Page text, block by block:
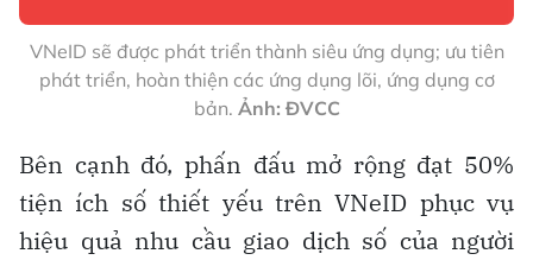
VNeID sẽ được phát triển thành siêu ứng dụng; ưu tiên
phát triển, hoàn thiện các ứng dụng lõi, ứng dụng cơ
bản. Ảnh: ĐVCC
Bên cạnh đó, phấn đấu mở rộng đạt 50%
tiện ích số thiết yếu trên VNeID phục vụ
hiệu quả nhu cầu giao dịch số của người